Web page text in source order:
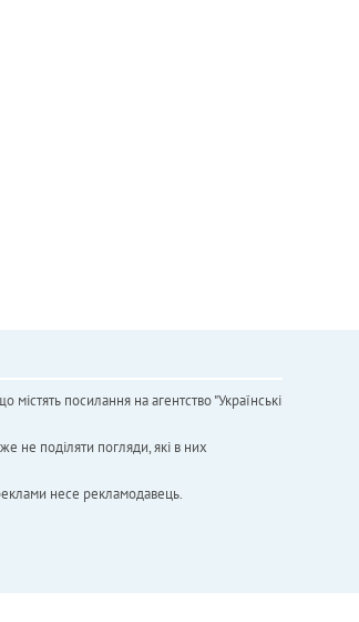
містять посилання на агентство "Українськi
не поділяти погляди, які в них
несе рекламодавець.